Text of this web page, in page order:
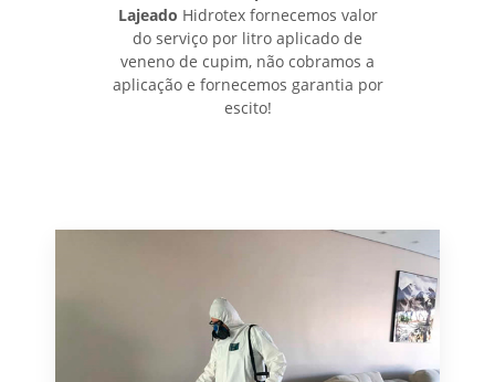
Lajeado Hidrotex fornecemos valor
do serviço por litro aplicado de
veneno de cupim, não cobramos a
aplicação e fornecemos garantia por
escito!